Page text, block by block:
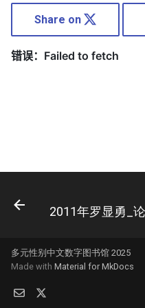
Share on
多元性别中文数字图书馆 2025
Made with Material for MkDocs